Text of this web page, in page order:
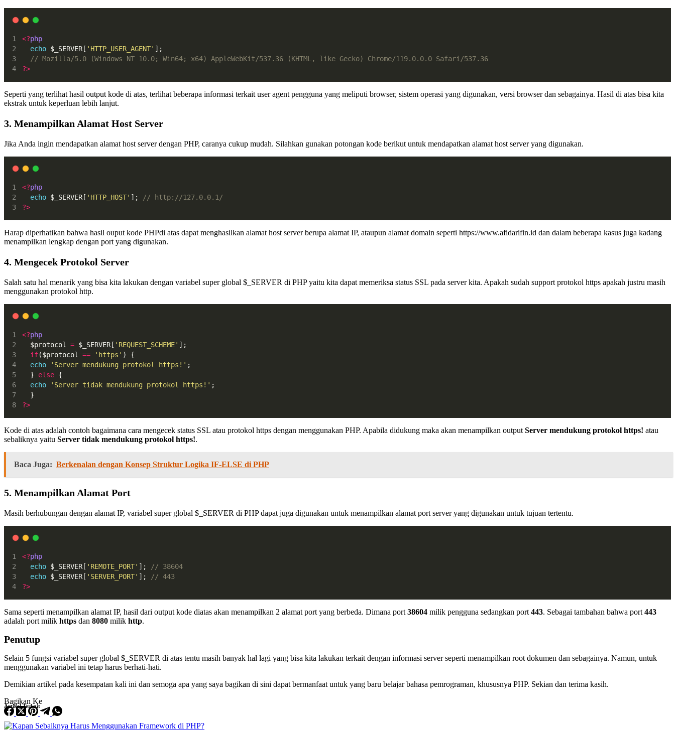
<?php
echo $_SERVER[ 'HTTP_USER_AGENT' ];
// Mozilla/5.0 (Windows NT 10.0; Win64; x64) AppleWebKit/537.36 (KHTML, like Gecko) Chrome/119.0.0.0 Safari/537.36
?>
Seperti yang terlihat hasil output kode di atas, terlihat beberapa informasi terkait user agent pengguna yang meliputi browser, sistem operasi yang digunakan, versi browser dan sebagainya. Hasil di atas bisa kita
ekstrak untuk keperluan lebih lanjut.
3. Menampilkan Alamat Host Server
Jika Anda ingin mendapatkan alamat host server dengan PHP, caranya cukup mudah. Silahkan gunakan potongan kode berikut untuk mendapatkan alamat host server yang digunakan.
<?php
echo $_SERVER[ 'HTTP_HOST' ];
// http://127.0.0.1/
?>
Harap diperhatikan bahwa hasil ouput kode PHPdi atas dapat menghasilkan alamat host server berupa alamat IP, ataupun alamat domain seperti https://www.afidarifin.id dan dalam beberapa kasus juga kadang
menampilkan lengkap dengan port yang digunakan.
4. Mengecek Protokol Server
Salah satu hal menarik yang bisa kita lakukan dengan variabel super global $_SERVER di PHP yaitu kita dapat memeriksa status SSL pada server kita. Apakah sudah support protokol https apakah justru masih
menggunakan protokol http.
<?php
  $protocol
= $_SERVER[ 'REQUEST_SCHEME' ];
if($protocol == 'https' ) {
echo
'Server mendukung protokol https!' ;
  }
else {
echo
'Server tidak mendukung protokol https!' ;
  }
?>
Kode di atas adalah contoh bagaimana cara mengecek status SSL atau protokol https dengan menggunakan PHP. Apabila didukung maka akan menampilkan output Server mendukung protokol https! atau
sebaliknya yaitu Server tidak mendukung protokol https!.
Baca Juga: Berkenalan dengan Konsep Struktur Logika IF-ELSE di PHP
5. Menampilkan Alamat Port
Masih berhubungan dengan alamat IP, variabel super global $_SERVER di PHP dapat juga digunakan untuk menampilkan alamat port server yang digunakan untuk tujuan tertentu.
<?php
echo $_SERVER[ 'REMOTE_PORT' ];
// 38604
echo $_SERVER[ 'SERVER_PORT' ];
// 443
?>
Sama seperti menampilkan alamat IP, hasil dari output kode diatas akan menampilkan 2 alamat port yang berbeda. Dimana port 38604 milik pengguna sedangkan port 443. Sebagai tambahan bahwa port 443
adalah port milik https dan 8080 milik http.
Penutup
Selain 5 fungsi variabel super global $_SERVER di atas tentu masih banyak hal lagi yang bisa kita lakukan terkait dengan informasi server seperti menampilkan root dokumen dan sebagainya. Namun, untuk
menggunakan variabel ini tetap harus berhati-hati.
Demikian artikel pada kesempatan kali ini dan semoga apa yang saya bagikan di sini dapat bermanfaat untuk yang baru belajar bahasa pemrograman, khususnya PHP. Sekian dan terima kasih.
Bagikan Ke
Artikel Terkait